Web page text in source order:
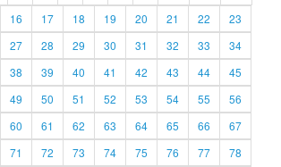
16 17 18 19 20 21 22
23
27 28 29 30 31 32 33
34
38 39 40 41 42 43 44
45
49 50 51 52 53 54 55
56
60 61 62 63 64 65 66
67
71 72 73 74 75 76 77
78